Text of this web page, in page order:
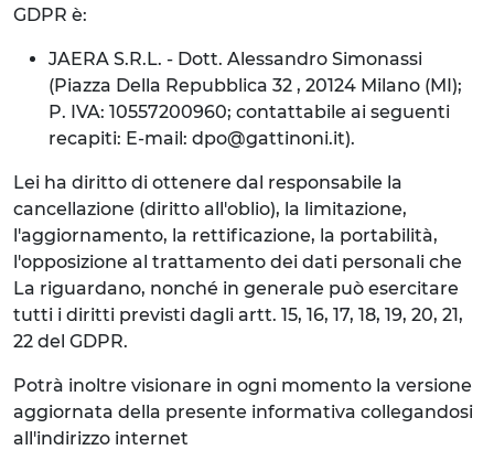
GDPR è:
JAERA S.R.L. - Dott. Alessandro Simonassi
(Piazza Della Repubblica 32 , 20124 Milano (MI);
P. IVA: 10557200960; contattabile ai seguenti
recapiti: E-mail: dpo@gattinoni.it).
Lei ha diritto di ottenere dal responsabile la
cancellazione (diritto all'oblio), la limitazione,
l'aggiornamento, la rettificazione, la portabilità,
l'opposizione al trattamento dei dati personali che
La riguardano, nonché in generale può esercitare
tutti i diritti previsti dagli artt. 15, 16, 17, 18, 19, 20, 21,
22 del GDPR.
Potrà inoltre visionare in ogni momento la versione
aggiornata della presente informativa collegandosi
all'indirizzo internet